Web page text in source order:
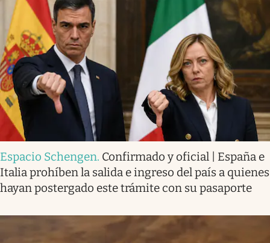
Espacio Schengen. Confirmado y oficial | España e
Italia prohíben la salida e ingreso del país a quienes
hayan postergado este trámite con su pasaporte